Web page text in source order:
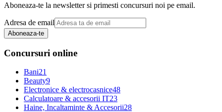
Aboneaza-te la newsletter si primesti concursuri noi pe email.
Adresa de email
Aboneaza-te
Concursuri online
Bani21
Beauty9
Electronice & electrocasnice48
Calculatoare & accesorii IT23
Haine, Incaltaminte & Accesorii28